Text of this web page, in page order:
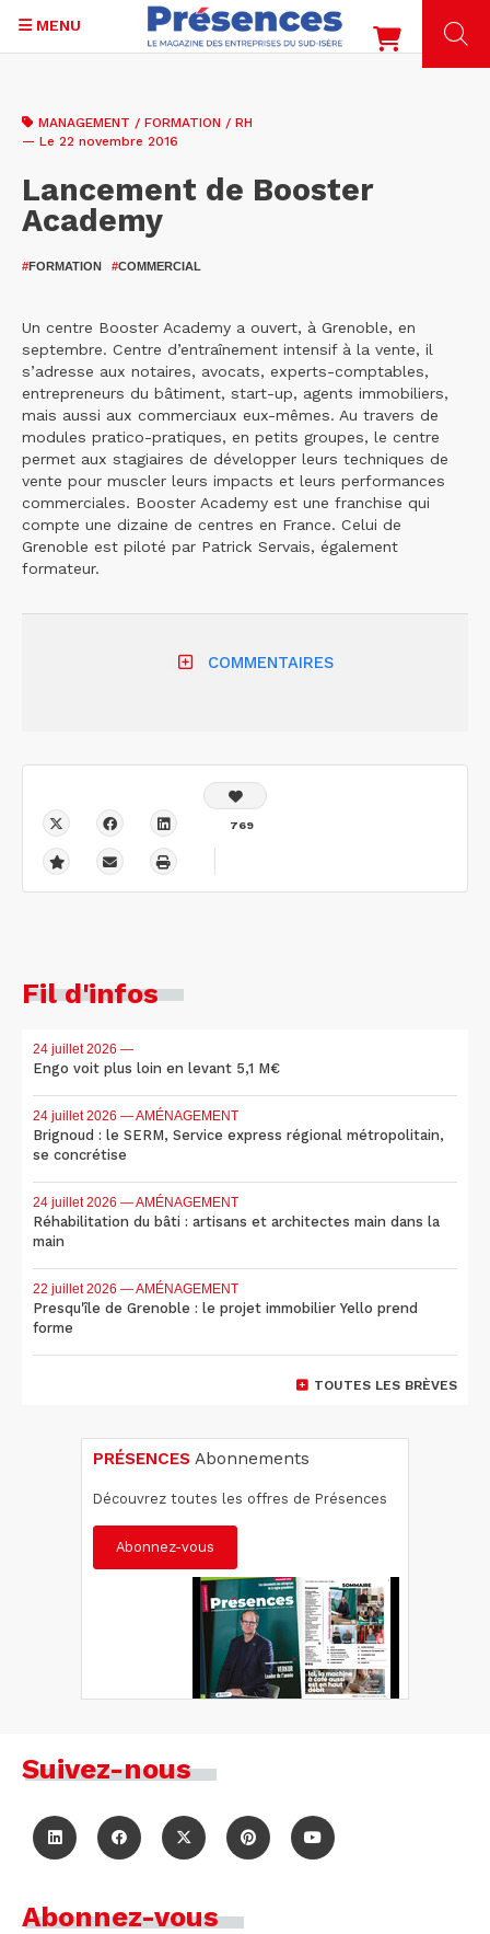
contenu
MENU
MANAGEMENT / FORMATION / RH
— Le 22 novembre 2016
Lancement de Booster
Academy
#FORMATION #COMMERCIAL
Un centre Booster Academy a ouvert, à Grenoble, en
septembre. Centre d’entraînement intensif à la vente, il
s’adresse aux notaires, avocats, experts-comptables,
entrepreneurs du bâtiment, start-up, agents immobiliers,
mais aussi aux commerciaux eux-mêmes. Au travers de
modules pratico-pratiques, en petits groupes, le centre
permet aux stagiaires de développer leurs techniques de
vente pour muscler leurs impacts et leurs performances
commerciales. Booster Academy est une franchise qui
compte une dizaine de centres en France. Celui de
Grenoble est piloté par Patrick Servais, également
formateur.
COMMENTAIRES
769
Fil d'infos
24 juillet 2026 —
Engo voit plus loin en levant 5,1 M€
24 juillet 2026 — AMÉNAGEMENT
Brignoud : le SERM, Service express régional métropolitain,
se concrétise
24 juillet 2026 — AMÉNAGEMENT
Réhabilitation du bâti : artisans et architectes main dans la
main
22 juillet 2026 — AMÉNAGEMENT
Presqu'île de Grenoble : le projet immobilier Yello prend
forme
TOUTES LES BRÈVES
PRÉSENCES Abonnements
Découvrez toutes les offres de Présences
Abonnez-vous
Suivez-nous
Abonnez-vous